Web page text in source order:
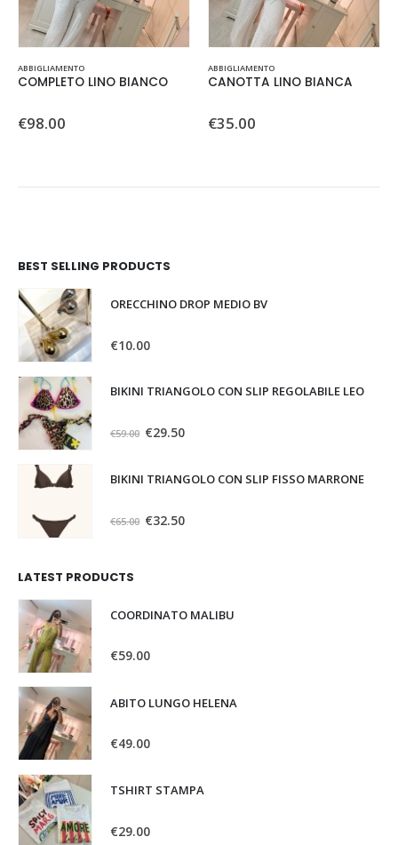
Questo prodotto ha più varianti. Le opzioni possono essere scelte nella pagina del prodotto
ABBIGLIAMENTO
COMPLETO LINO BIANCO
0Su 5
€98.00
Questo prodotto ha più varianti. Le opzioni possono essere scelte nella pagina del prodotto
ABBIGLIAMENTO
CANOTTA LINO BIANCA
0Su 5
€35.00
BEST SELLING PRODUCTS
ORECCHINO DROP MEDIO BV
€10.00
BIKINI TRIANGOLO CON SLIP REGOLABILE LEO
Su 5
€59.00 €29.50
BIKINI TRIANGOLO CON SLIP FISSO MARRONE
€65.00 €32.50
LATEST PRODUCTS
COORDINATO MALIBU
0Su 5
€59.00
ABITO LUNGO HELENA
0 Su 5
€49.00
TSHIRT STAMPA
0 Su 5
€29.00